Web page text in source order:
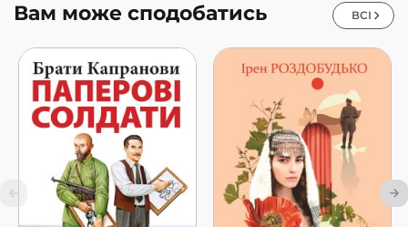
Вам може сподобатись ВСІ